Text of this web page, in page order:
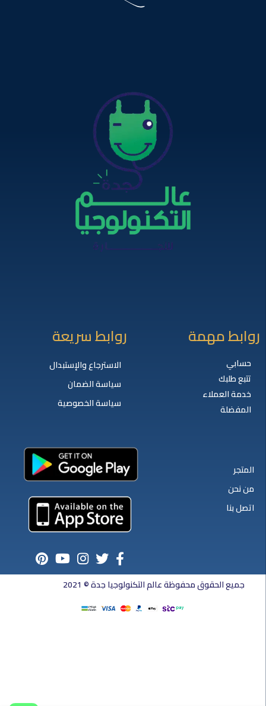
روابط مهمة
حسابي
تتبع طلبك
خدمة العملاء
المفضلة
روابط سريعة
الاسترجاع والإستبدال
سياسة الضمان
سياسة الخصوصية
المتجر
من نحن
اتصل بنا
جميع الحقوق محفوظة عالم التكنولوجيا جدة © 2021